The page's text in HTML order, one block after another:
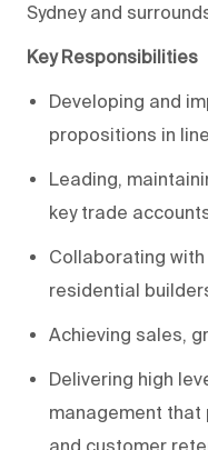
Sydney and
Key Responsibilities
Developing and
propositions in
Leading,
key trade
Collaborating
residential
Achieving sales,
Delivering high
management that
and customer